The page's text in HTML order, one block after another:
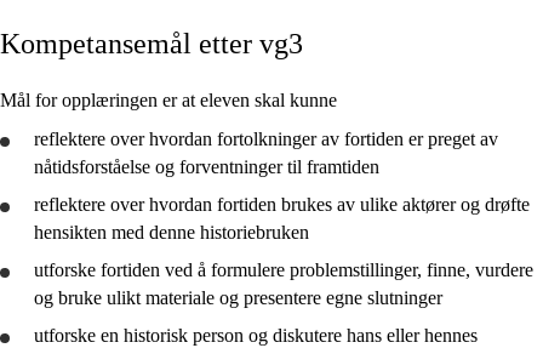
Kjerneelementer
Tverrfaglige temaer
Grunnleggende ferdigheter
Vg2 studieforberedende
Kompetansemål etter vg3
Mål for opplæringen er at eleven skal kunne
reflektere over hvordan fortolkninger av fortiden er preget av
nåtidsforståelse og forventninger til framtiden
reflektere over hvordan fortiden brukes av ulike aktører og drøfte
hensikten med denne historiebruken
utforske fortiden ved å formulere problemstillinger, finne, vurdere
og bruke ulikt materiale og presentere egne slutninger
utforske en historisk person og diskutere hans eller hennes